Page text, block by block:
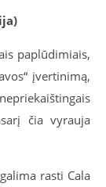
paplūdimiais,
įvertinimą,
čia vyrauja
rasti Cala